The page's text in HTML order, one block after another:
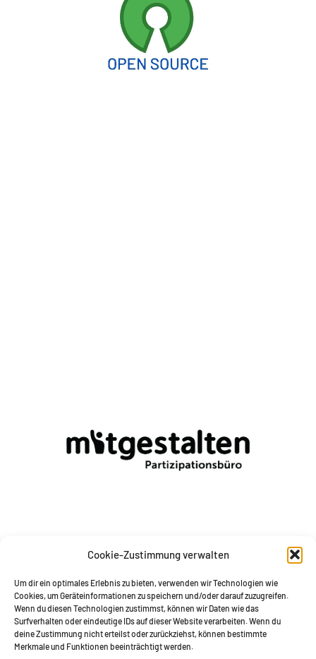
Cookie-Zustimmung verwalten
Um dir ein optimales Erlebnis zu bieten, verwenden wir Technologien wie
Cookies, um Geräteinformationen zu speichern und/oder darauf zuzugreifen.
Wenn du diesen Technologien zustimmst, können wir Daten wie das
Surfverhalten oder eindeutige IDs auf dieser Website verarbeiten. Wenn du
deine Zustimmung nicht erteilst oder zurückziehst, können bestimmte
Merkmale und Funktionen beeinträchtigt werden.
mitgestalten Partizipationsbüro
Lindengasse 56/18-19
1070 Wien
E-Mail: romy@mitgestalten.jetzt
Tel:+43 (0) 650 5234 835